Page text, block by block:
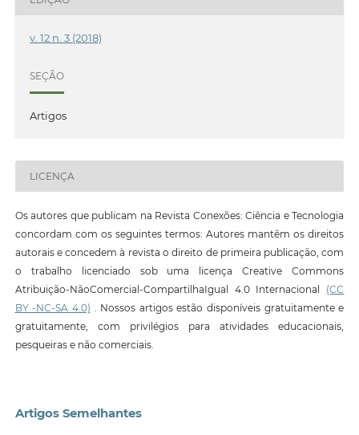
v. 12 n. 3 (2018)
SEÇÃO
Artigos
LICENÇA
Os autores que publicam na Revista Conexões: Ciência e Tecnologia
concordam com os seguintes termos: Autores mantêm os direitos
autorais e concedem à revista o direito de primeira publicação, com
o trabalho licenciado sob uma licença Creative Commons
Atribuição-NãoComercial-CompartilhaIgual 4.0 Internacional (CC
BY -NC-SA 4.0) . Nossos artigos estão disponíveis gratuitamente e
gratuitamente, com privilégios para atividades educacionais,
pesqueiras e não comerciais.
Artigos Semelhantes